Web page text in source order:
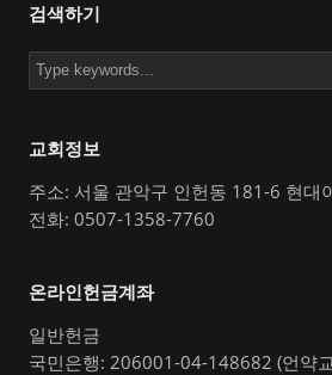
검색하기
교회정보
주소: 서울 관악구 인헌동 181-6 현대
전화: 0507-1358-7760
온라인헌금계좌
일반헌금
국민은행: 206001-04-148682 (언약